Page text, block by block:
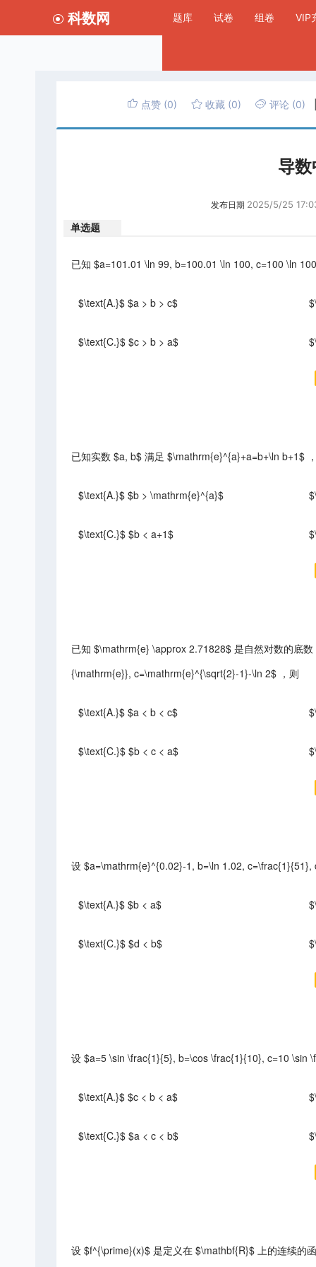
科数网 题库 试卷 组卷 VIP
点赞 (0) 收藏 (0) 评论 (0)
导
发布日期 2025/5/25
单选题
已知 $a=101.01 \ln 99, b=100.01 \ln 100, c=100 \ln
$\text{A.}$ $a > b > c$
$\text{C.}$ $c > b > a$
已知实数 $a, b$ 满足 $\mathrm{e}^{a}+a=b+\ln b+1$
$\text{A.}$ $b > \mathrm{e}^{a}$
$\text{C.}$ $b < a+1$
已知 $\mathrm{e} \approx 2.71828$ 是自然对数的底
{\mathrm{e}}, c=\mathrm{e}^{\sqrt{2}-1}-\ln 2$ ，则
$\text{A.}$ $a < b < c$
$\text{C.}$ $b < c < a$
设 $a=\mathrm{e}^{0.02}-1, b=\ln 1.02,
$\text{A.}$ $b < a$
$\text{C.}$ $d < b$
设 $a=5 \sin \frac{1}{5}, b=\cos \frac{1}{10}, c=10 \sin
$\text{A.}$ $c < b < a$
$\text{C.}$ $a < c < b$
设 $f^{\prime}(x)$ 是定义在 $\mathbf{R}$ 上的连续的